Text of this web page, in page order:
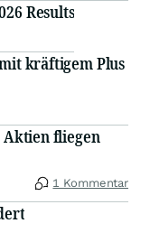
Results
kräftigem Plus
Aktien fliegen
1 Kommentar